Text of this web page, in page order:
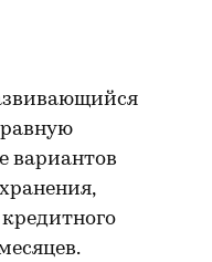
равную
вариантов